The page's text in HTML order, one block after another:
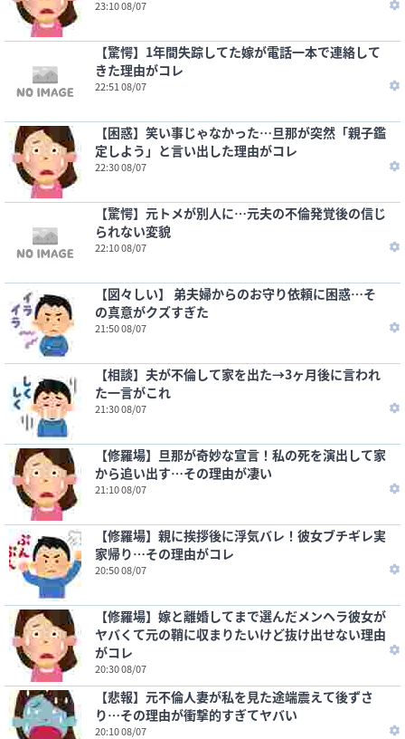
23:10 08/07
【驚愕】1年間失踪してた嫁が電話一本で連絡して
きた理由がコレ
22:51 08/07
【困惑】笑い事じゃなかった…旦那が突然「親子鑑
定しよう」と言い出した理由がコレ
22:30 08/07
【驚愕】元トメが別人に…元夫の不倫発覚後の信じ
られない変貌
22:10 08/07
【図々しい】 弟夫婦からのお守り依頼に困惑…そ
の真意がクズすぎた
21:50 08/07
【相談】夫が不倫して家を出た→3ヶ月後に言われ
た一言がこれ
21:30 08/07
【修羅場】旦那が奇妙な宣言！私の死を演出して家
から追い出す…その理由が凄い
21:10 08/07
【修羅場】親に挨拶後に浮気バレ！彼女ブチギレ実
家帰り…その理由がコレ
20:50 08/07
【修羅場】嫁と離婚してまで選んだメンヘラ彼女が
ヤバくて元の鞘に収まりたいけど抜け出せない理由
がコレ
20:30 08/07
【悲報】元不倫人妻が私を見た途端震えて後ずさ
り…その理由が衝撃的すぎてヤバい
20:10 08/07